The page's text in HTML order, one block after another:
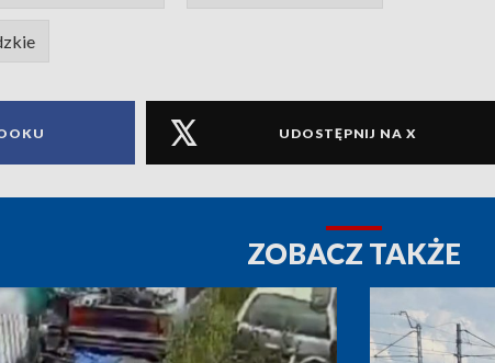
UDOSTĘPNIJ NA X
ZOBACZ TAKŻE